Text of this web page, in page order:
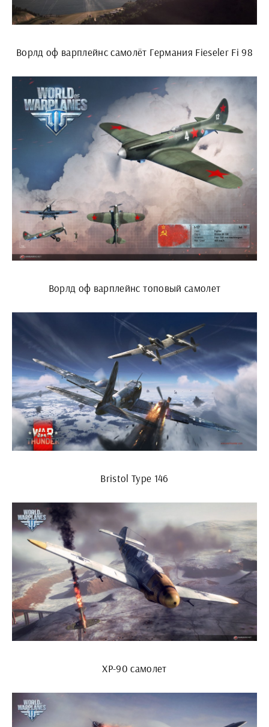
Ворлд оф варплейнс самолёт Германия Fieseler Fi 98
Ворлд оф варплейнс топовый самолет
Bristol Type 146
XP-90 самолет